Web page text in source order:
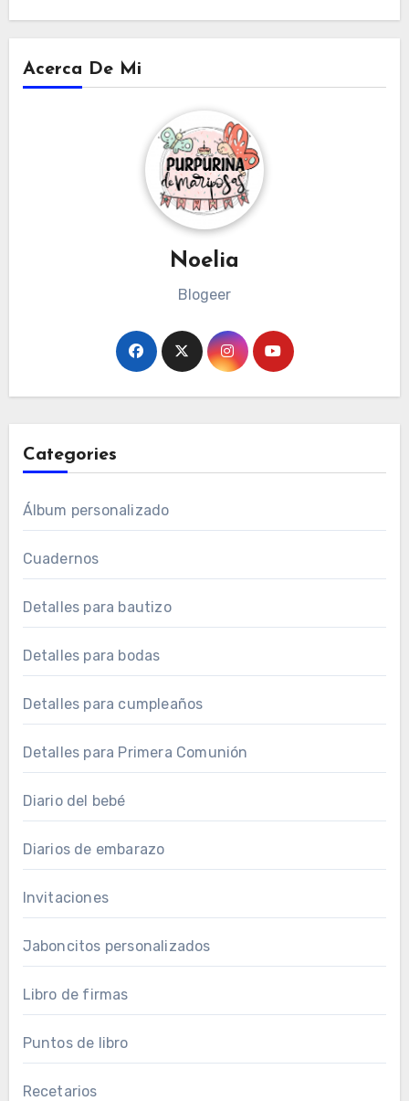
Acerca De Mi
Noelia
Blogeer
Categories
Álbum personalizado
Cuadernos
Detalles para bautizo
Detalles para bodas
Detalles para cumpleaños
Detalles para Primera Comunión
Diario del bebé
Diarios de embarazo
Invitaciones
Jaboncitos personalizados
Libro de firmas
Puntos de libro
Recetarios